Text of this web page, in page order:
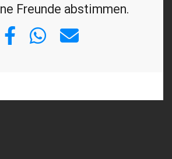
Freunde abstimmen.